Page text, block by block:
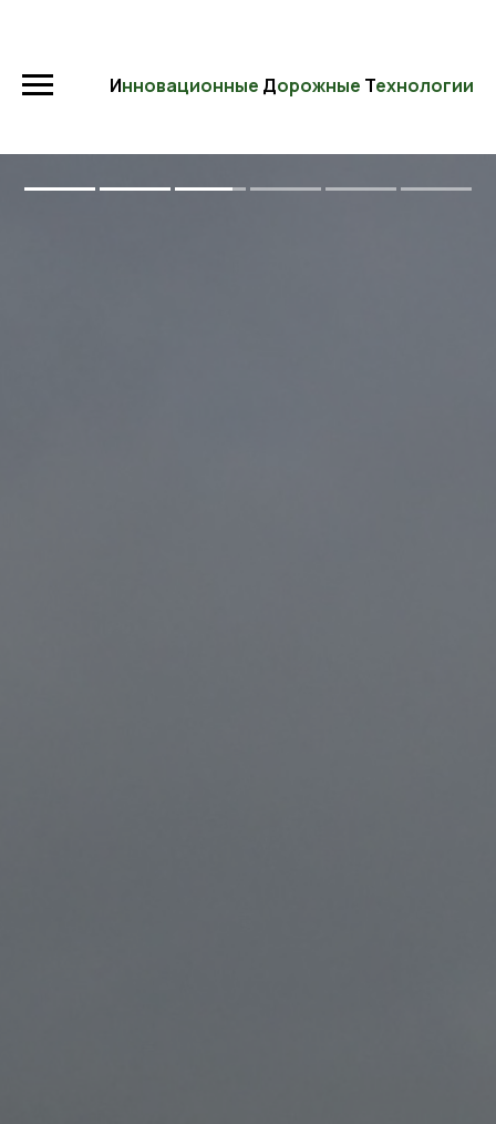
Инновационные Дорожные Технологии